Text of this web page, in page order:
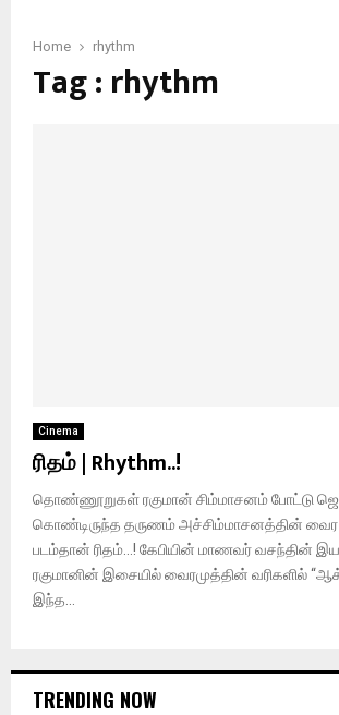
Home rhythm
Tag : rhythm
Cinema
ரிதம்‌‌ | Rhythm..!
தொண்ணூறுகள் ரகுமான் சிம்மாசனம் போட்டு
கொண்டிருந்த தருணம் அச்சிம்மாசனத்தின் வைர
படம்தான் ரிதம்‌‌…! கேபியின் மாணவர் வசந்தின்
ரகுமானின் இசையில் வைரமுத்தின் வரிகளில்
இந்த...
TRENDING NOW